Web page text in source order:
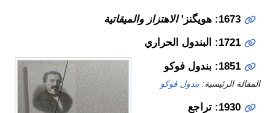
1673: هويگنز' الاهتزاز والميقاتية
1721: البندول الحراري
1851: بندول فوكو
المقالة الرئيسية: بندول فوكو
1930: تراجع